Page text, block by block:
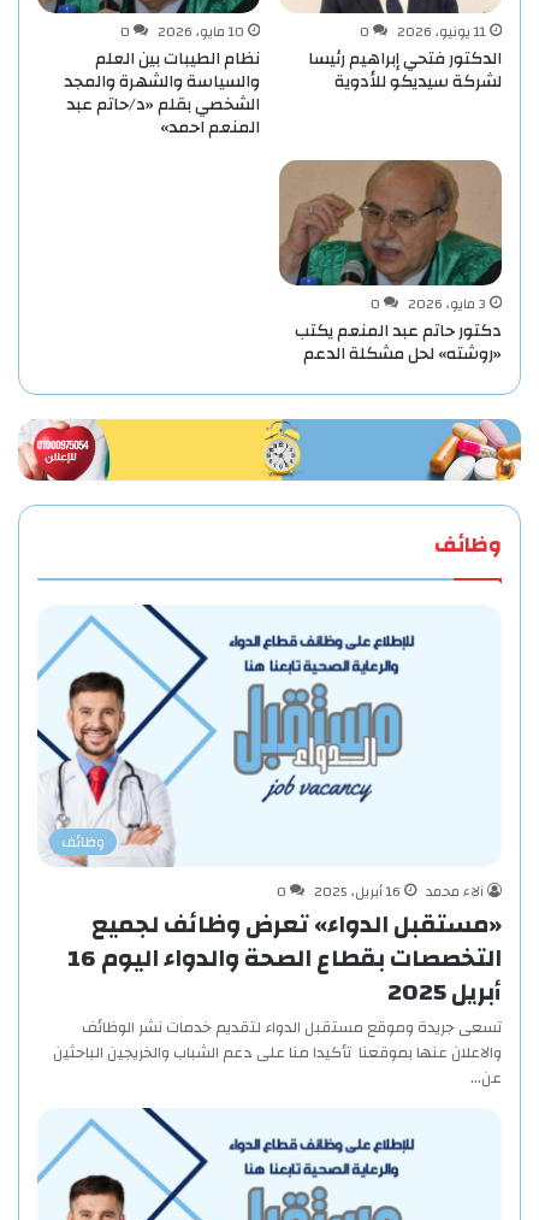
11 يونيو، 2026 0
الدكتور فتحي إبراهيم رئيسا
لشركة سيديكو للأدوية
10 مايو، 2026 0
نظام الطيبات بين العلم
والسياسة والشهرة والمجد
الشخصي بقلم «د/حاتم عبد
المنعم احمد»
3 مايو، 2026 0
دكتور حاتم عبد المنعم يكتب
«روشته» لحل مشكلة الدعم
وظائف
وظائف
آلاء محمد
16 أبريل، 2025 0
«مستقبل الدواء» تعرض وظائف لجميع
التخصصات بقطاع الصحة والدواء اليوم 16
أبريل 2025
تسعى جريدة وموقع مستقبل الدواء لتقديم خدمات نشر الوظائف
والاعلان عنها بموقعنا تأكيدا منا على دعم الشباب والخريجين الباحثين
عن…